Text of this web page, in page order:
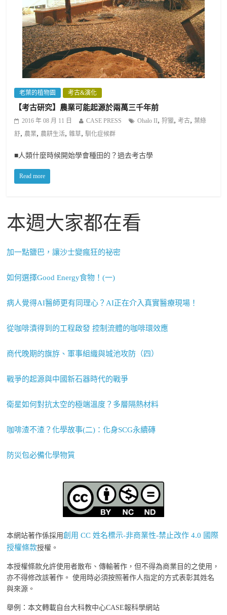
老葉的植物園 考古&演化
【考古研究】農業可能起源於兩萬三千年前
2016 年 08 月 11 日 CASE PRESS Ohalo II,狩獵,考古,葉綠
舒, 農業, 農耕生活,雜草,馴化症候群
■人類什麼時候開始學會種田的？過去考古學
Read more
本週大家都在看
加一點鹽巴，讓沙士變瘋狂的祕密
如何選擇Good Energy食物！(一)
病人覺得AI醫師更有同理心？AI正在介入真實醫療現場！
從咖啡漬得到的工程啟發 控制流體的咖啡環效應
商代晚期的旗斿、軍事組織與城池攻防（四）
戰爭的起源與中國新石器時代的戰爭
衛星如何對抗太空的極端溫度？多層隔熱材料
咖啡渣不渣？化學故事(二)：化身SCG永續磚
防災包必備化學物質
本網站著作係採用創用 CC 姓名標示-非商業性-禁止改作 4.0 國際
授權條款授權。
本授權條款允許使用者散布、傳輸著作，但不得為商業目的之使用，
亦不得修改該著作。 使用時必須按照著作人指定的方式表彰其姓名
與來源。
舉例：本文轉載自台大科教中心CASE報科學網站